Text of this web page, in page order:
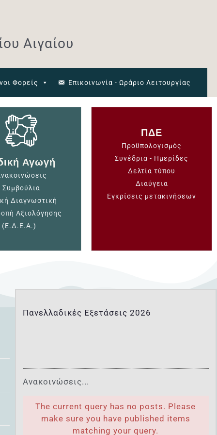
Αιγαίου
Φορείς Επικοινωνία - Ωράριο Λειτουργίας
Αγωγή
Συμβούλια
Διαγνωστική
Αξιολόγησης
(Ε.Δ.Ε.Α.)
ΠΔΕ
Προϋπολογισμός
Συνέδρια - Ημερίδες
Δελτία τύπου
Διαύγεια
Εγκρίσεις μετακινήσεων
Πανελλαδικές Εξετάσεις 2026
Ανακοινώσεις...
The current query has no posts. Please
make sure you have published items
matching your query.